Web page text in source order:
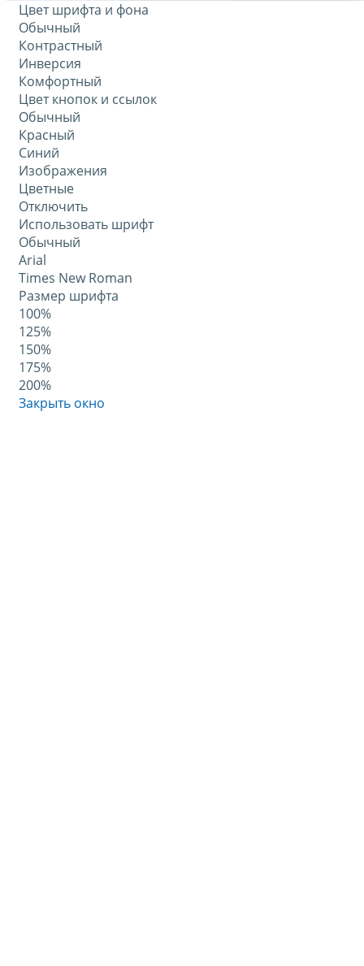
Цвет шрифта и фона
Обычный
Контрастный
Инверсия
Комфортный
Цвет кнопок и ссылок
Обычный
Красный
Синий
Изображения
Цветные
Отключить
Использовать шрифт
Обычный
Arial
Times New Roman
Размер шрифта
100%
125%
150%
175%
200%
Закрыть окно